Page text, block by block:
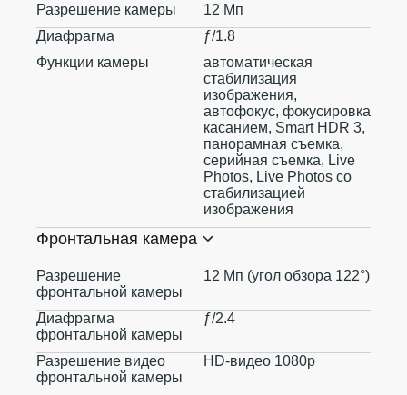
Разрешение камеры
12 Мп
Диафрагма
ƒ/1.8
Функции камеры
автоматическая
стабилизация
изображения,
автофокус, фокусировка
касанием, Smart HDR 3,
панорамная съемка,
серийная съемка, Live
Photos, Live Photos со
стабилизацией
изображения
Фронтальная камера
Разрешение
фронтальной камеры
12 Мп (угол обзора 122°)
Диафрагма
фронтальной камеры
ƒ/2.4
Разрешение видео
фронтальной камеры
HD-видео 1080p